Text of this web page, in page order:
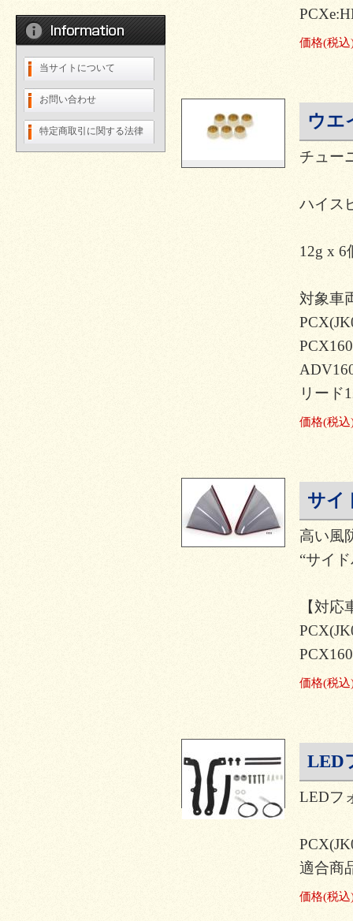
当サイトについて
お問い合わせ
特定商取引に関する法律
価格(税込
ウエ
チュー
ハイス
12g x 6
対象車
リード
価格(税込
サイ
高い風
“サイ
【対応
価格(税込
LED
LEDフ
適合商
価格(税込